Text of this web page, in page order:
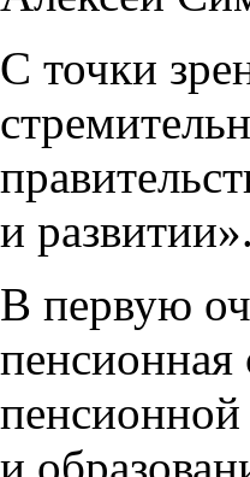
С точки
и развитии».
В первую
пенсионная
пенсионной
и